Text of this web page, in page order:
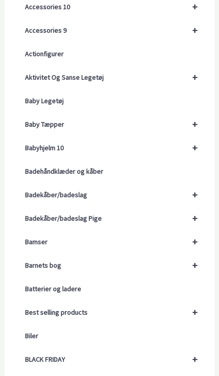
+
Accessories 10
+
Accessories 9
Actionfigurer
+
Aktivitet Og Sanse Legetøj
Baby Legetøj
+
Baby Tæpper
+
Babyhjelm 10
Badehåndklæder og kåber
+
Badekåber/badeslag
+
Badekåber/badeslag Pige
+
Bamser
+
Barnets bog
Batterier og ladere
+
Best selling products
Biler
+
BLACK FRIDAY